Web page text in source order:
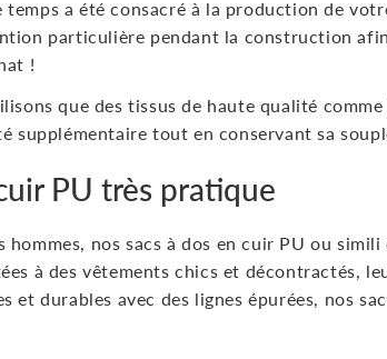
temps a été consacré à la production de
particulière pendant la construction
!
que des tissus de haute qualité
supplémentaire tout en conservant sa
PU très pratique
hommes, nos sacs à dos en cuir PU ou
à des vêtements chics et décontractés,
et durables avec des lignes épurées, nos